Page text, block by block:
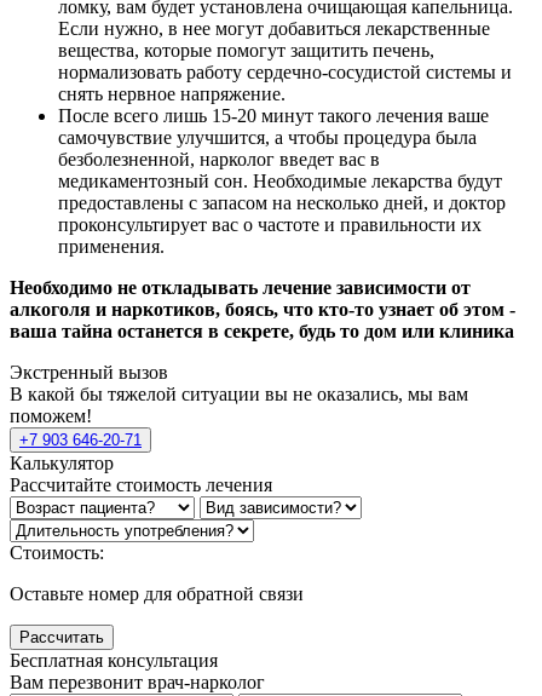
ломку, вам будет установлена очищающая капельница.
Если нужно, в нее могут добавиться лекарственные
вещества, которые помогут защитить печень,
нормализовать работу сердечно-сосудистой системы и
снять нервное напряжение.
После всего лишь 15-20 минут такого лечения ваше
самочувствие улучшится, а чтобы процедура была
безболезненной, нарколог введет вас в
медикаментозный сон. Необходимые лекарства будут
предоставлены с запасом на несколько дней, и доктор
проконсультирует вас о частоте и правильности их
применения.
Необходимо не откладывать лечение зависимости от
алкоголя и наркотиков, боясь, что кто-то узнает об этом -
ваша тайна останется в секрете, будь то дом или клиника
Экстренный вызов
В какой бы тяжелой ситуации вы не оказались, мы вам
поможем!
+7 903 646-20-71
Калькулятор
Рассчитайте стоимость лечения
Стоимость:
Оставьте номер для обратной связи
Рассчитать
Бесплатная консультация
Вам перезвонит врач-нарколог